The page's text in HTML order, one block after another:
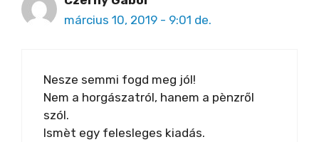
március 10, 2019 - 9:01 de.
Nesze semmi fogd meg jól!
Nem a horgászatról, hanem a pènzről
szól.
Ismèt egy felesleges kiadás.